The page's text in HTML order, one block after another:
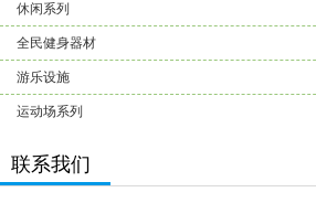
休闲系列
全民健身器材
游乐设施
运动场系列
联系我们